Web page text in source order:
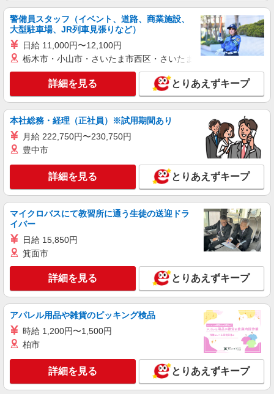
ど）
時給1,200円 ※22:00〜翌5:00：時給1,500円 ※
高校生時給1,150円 ※早朝手当（5:00〜9:00）時給
＋150円
愛知県岡崎市西大友町字杭穴92番地1
キープ 詳細を見る
アルバイト パート
すき家 岡崎緑丘店
すき家の店舗スタッフ（接客・調理・清掃な
ど）
時給1,200円 ※22:00〜翌5:00：時給1,500円 ※
高校生時給1,200円 ※早朝手当（5:00〜9:00）時給
＋150円愛知県岡崎市緑丘2-15-21
キープ 詳細を見る
アルバイト パート
なか卯 岡崎大西店
接客・調理スタッフ（簡単な接客・調理・清
掃・など）
時給1450円
愛知県岡崎市大西2-16-1
キープ 詳細を見る
アルバイト パート
すき家 1国岡崎栄町店
すき家の店舗スタッフ（接客・調理・清掃な
警備員スタッフ（イベント、道路、商業施設、
大型駐車場、JR列車見張りなど）
日給 11,000円〜12,100円
栃木市・小山市・さいたま市西区・さいたま市岩槻区・久喜市・
詳細を見る とりあえずキープ
本社総務・経理（正社員）※試用期間あり
月給 222,750円〜230,750円
豊中市
詳細を見る とりあえずキープ
マイクロバスにて教習所に通う生徒の送迎ドラ
イバー
日給 15,850円
箕面市
詳細を見る とりあえずキープ
アパレル用品や雑貨のピッキング検品
時給 1,200円〜1,500円
柏市
詳細を見る とりあえずキープ